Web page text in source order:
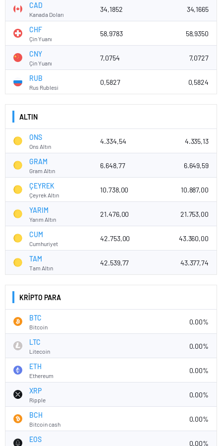
CAD
Kanada Doları
34,1852 34,1665
CHF
Çin Yuanı
58,9783 58,9350
CNY
Çin Yuanı
7,0754 7,0727
RUB
Rus Rublesi
0,5827 0,5824
ALTIN
ONS
Ons Altın
4.334,54 4.335,13
GRAM
Gram Altın
6.648,77 6.649,59
ÇEYREK
Çeyrek Altın
10.738,00 10.887,00
YARIM
Yarım Altın
21.476,00 21.753,00
CUM
Cumhuriyet
42.753,00 43.360,00
TAM
Tam Altın
42.539,77 43.377,74
KRİPTO PARA
BTC
Bitcoin
0.00%
LTC
Litecoin
0.00%
ETH
Ethereum
0.00%
XRP
Ripple
0.00%
BCH
Bitcoin cash
0.00%
EOS 0.00%